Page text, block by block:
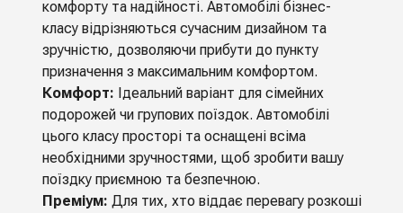
комфорту та надійності. Автомобілі бізнес-
класу відрізняються сучасним дизайном та
зручністю, дозволяючи прибути до пункту
призначення з максимальним комфортом.
Комфорт: Ідеальний варіант для сімейних
подорожей чи групових поїздок. Автомобілі
цього класу просторі та оснащені всіма
необхідними зручностями, щоб зробити вашу
поїздку приємною та безпечною.
Преміум: Для тих, хто віддає перевагу розкоші